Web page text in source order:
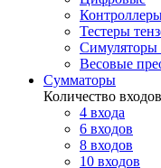
Тестеры
Симуляторы
Весовые
Сумматоры
Количество входов
4 входа
6 входов
8 входов
10 входов